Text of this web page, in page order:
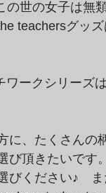
世の女子は無
teachersグッ
ークシリーズ
に、たくさんの
び頂きたいです
びください♪　